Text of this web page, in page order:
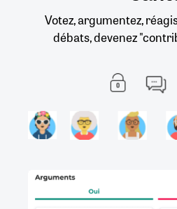
Votez, argumentez,
débats, devenez